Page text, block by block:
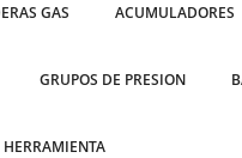
GAS ACUMULADORES
GRUPOS DE PRESION
HERRAMIENTA